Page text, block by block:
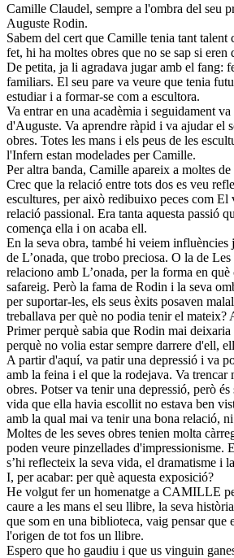
Camille Claudel, sempre a l'ombra del seu
Auguste Rodin.
Sabem del cert que Camille tenia tant talent
fet, hi ha moltes obres que no se sap si eren
De petita, ja li agradava jugar amb el fang:
familiars. El seu pare va veure que tenia
estudiar i a formar-se com a escultora.
Va entrar en una acadèmia i seguidament va
d'Auguste. Va aprendre ràpid i va ajudar el
obres. Totes les mans i els peus de les
l'Infern estan modelades per Camille.
Per altra banda, Camille apareix a moltes
Crec que la relació entre tots dos es veu
escultures, per això redibuixo peces com El
relació passional. Era tanta aquesta passió
comença ella i on acaba ell.
En la seva obra, també hi veiem influències
de L’onada, que trobo preciosa. O la de Les
relaciono amb L’onada, per la forma en què
safareig. Però la fama de Rodin i la seva
per suportar-les, els seus èxits posaven
treballava per què no podia tenir el mateix?
Primer perquè sabia que Rodin mai deixaria
perquè no volia estar sempre darrere d'ell,
A partir d'aquí, va patir una depressió i va
amb la feina i el que la rodejava. Va trencar
obres. Potser va tenir una depressió, però
vida que ella havia escollit no estava ben
amb la qual mai va tenir una bona relació,
Moltes de les seves obres tenien molta
poden veure pinzellades d'impressionisme.
s’hi reflecteix la seva vida, el dramatisme i
I, per acabar: per què aquesta exposició?
He volgut fer un homenatge a CAMILLE
caure a les mans el seu llibre, la seva
que som en una biblioteca, vaig pensar que
l'origen de tot fos un llibre.
Espero que ho gaudiu i que us vinguin